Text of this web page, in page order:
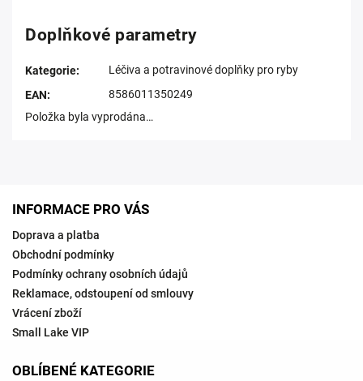
Doplňkové parametry
Kategorie:
Léčiva a potravinové doplňky pro ryby
EAN:
8586011350249
Položka byla vyprodána…
INFORMACE PRO VÁS
Doprava a platba
Obchodní podmínky
Podmínky ochrany osobních údajů
Reklamace, odstoupení od smlouvy
Vrácení zboží
Small Lake VIP
OBLÍBENÉ KATEGORIE